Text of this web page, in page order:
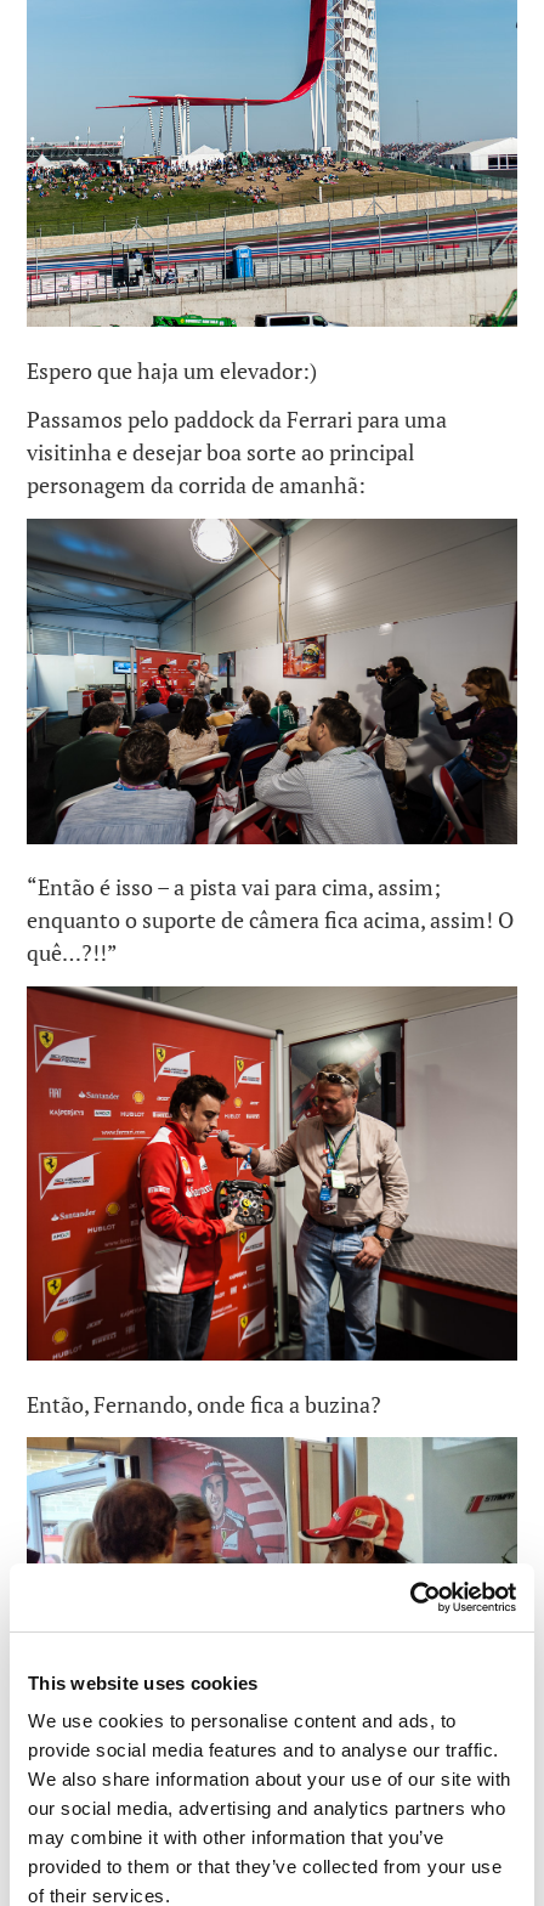
This website uses cookies
We use cookies to personalise content and ads, to
provide social media features and to analyse our traffic.
We also share information about your use of our site with
our social media, advertising and analytics partners who
may combine it with other information that you’ve
provided to them or that they’ve collected from your use
of their services.
Espero que haja um elevador:)
Passamos pelo paddock da Ferrari para uma
visitinha e desejar boa sorte ao principal
personagem da corrida de amanhã:
“Então é isso – a pista vai para cima, assim;
enquanto o suporte de câmera fica acima, assim! O
quê…?!!”
Então, Fernando, onde fica a buzina?